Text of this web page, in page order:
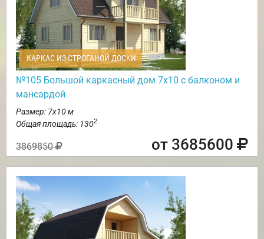
КАРКАС ИЗ СТРОГАНОЙ ДОСКИ
№105 Большой каркасный дом 7х10 с балконом и
мансардой
Размер: 7х10 м
Общая площадь: 1302
3869850 от 3685600